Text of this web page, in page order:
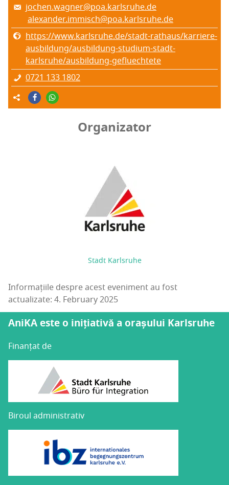
jochen.wagner@poa.karlsruhe.de
alexander.immisch@poa.karlsruhe.de
https://www.karlsruhe.de/stadt-rathaus/karriere-
ausbildung/ausbildung-studium-stadt-
karlsruhe/ausbildung-gefluechtete
0721 133 1802
Organizator
Stadt Karlsruhe
Informațiile despre acest eveniment au fost
actualizate: 4. February 2025
AniKA este o inițiativă a orașului Karlsruhe
Finanțat de
Biroul administrativ